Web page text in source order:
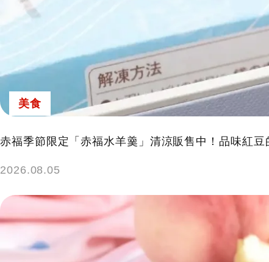
美食
赤福季節限定「赤福水羊羹」清涼販售中！品味紅豆
2026.08.05